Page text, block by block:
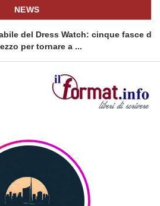
NEWS
del Dress Watch: cinque fasce di
per tornare a ...